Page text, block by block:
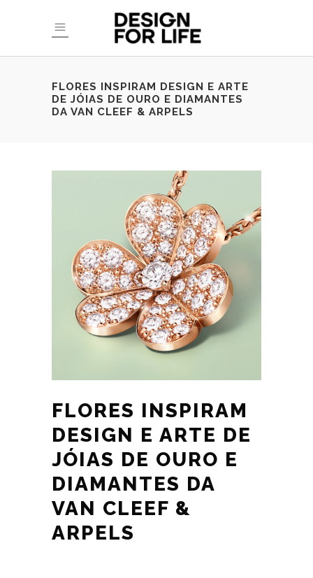
FLORES INSPIRAM DESIGN E ARTE
DE JÓIAS DE OURO E DIAMANTES
DA VAN CLEEF & ARPELS
FLORES INSPIRAM
DESIGN E ARTE DE
JÓIAS DE OURO E
DIAMANTES DA
VAN CLEEF &
ARPELS